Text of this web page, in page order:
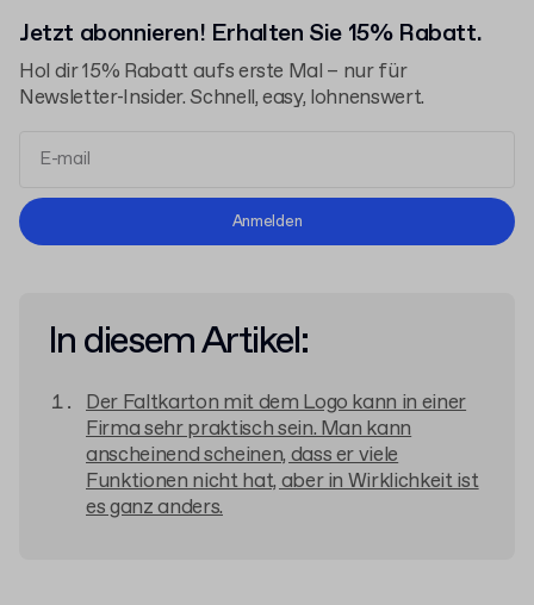
Jetzt abonnieren! Erhalten Sie 15% Rabatt.
Hol dir 15% Rabatt aufs erste Mal – nur für
Newsletter-Insider. Schnell, easy, lohnenswert.
Allgemeinen Geschäftsbedingungen
Anmelden
In diesem Artikel:
Der Faltkarton mit dem Logo kann in einer
Firma sehr praktisch sein. Man kann
anscheinend scheinen, dass er viele
Funktionen nicht hat, aber in Wirklichkeit ist
es ganz anders.